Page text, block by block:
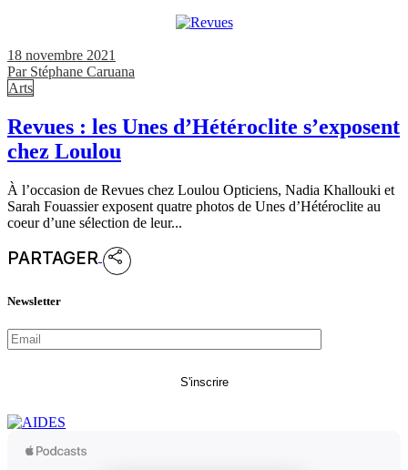
18 novembre 2021
Par Stéphane Caruana
Arts
Revues : les Unes d’Hétéroclite s’exposent
chez Loulou
À l’occasion de Revues chez Loulou Opticiens, Nadia Khallouki et
Sarah Fouassier exposent quatre photos de Unes d’Hétéroclite au
coeur d’une sélection de leur...
PARTAGER
Newsletter
S'inscrire